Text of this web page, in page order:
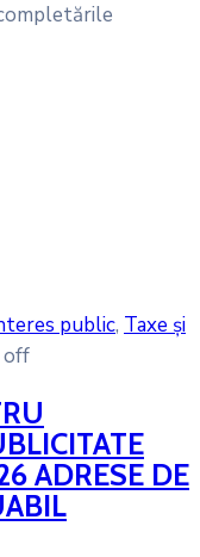
public‚ Taxe și
off
ADRESE DE